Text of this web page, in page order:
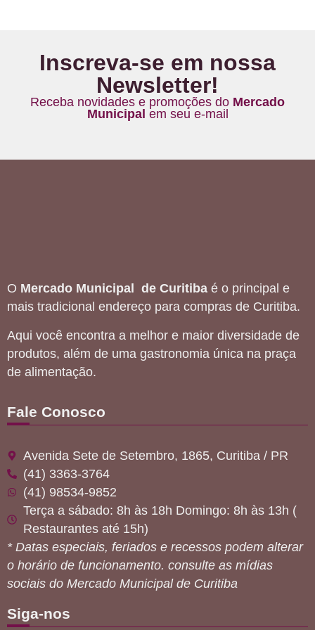
Inscreva-se em nossa
Newsletter!
Receba novidades e promoções do Mercado
Municipal em seu e-mail
O Mercado Municipal de Curitiba é o principal e
mais tradicional endereço para compras de Curitiba.
Aqui você encontra a melhor e maior diversidade de
produtos, além de uma gastronomia única na praça
de alimentação.
Fale Conosco
Avenida Sete de Setembro, 1865, Curitiba / PR
(41) 3363-3764
(41) 98534-9852
Terça a sábado: 8h às 18h Domingo: 8h às 13h (
Restaurantes até 15h)
* Datas especiais, feriados e recessos podem alterar
o horário de funcionamento. consulte as mídias
sociais do Mercado Municipal de Curitiba
Siga-nos